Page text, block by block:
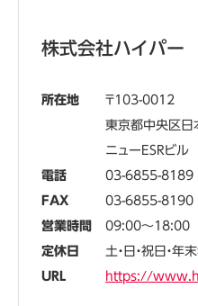
株式会社ハイパー
所在地
103-0012
東京都中央区
ニューESRビル
電話
03-6855-8189
FAX
03-6855-8190
営業時間
09:00～18:00
定休日
土・日・祝日・年
URL
https://